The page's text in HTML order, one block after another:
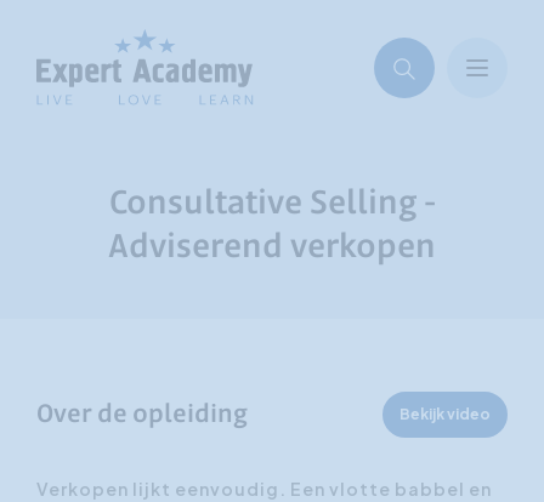
Consultative Selling -
Adviserend verkopen
Over de opleiding Bekijk video
Verkopen lijkt eenvoudig. Een vlotte babbel en